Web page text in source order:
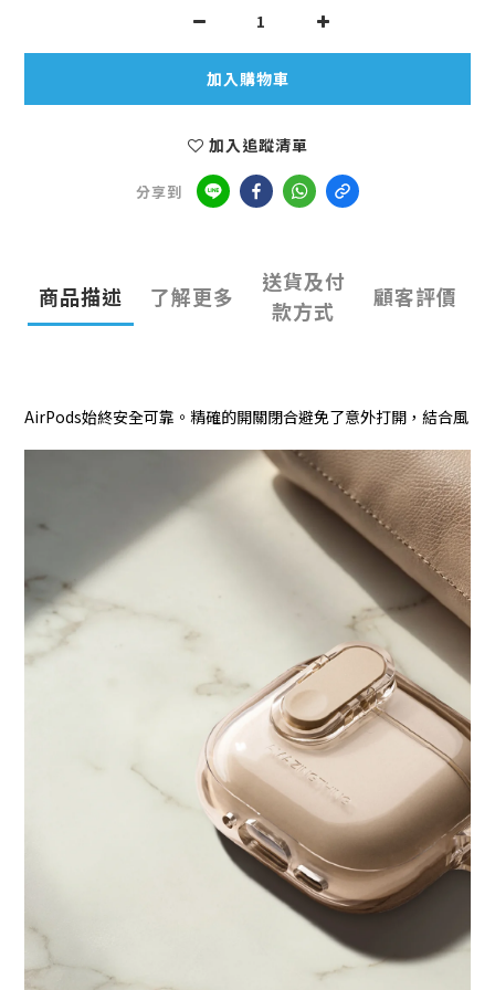
加入購物車
加入追蹤清單
分享到
商品描述 了解更多
送貨及付
款方式
顧客評價
的AirPods始終安全可靠。精確的開關閉合避免了意外打開，結合風